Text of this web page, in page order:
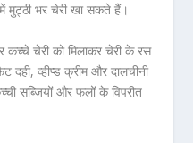
भर चेरी खा सकते हैं।
चेरी को मिलाकर चेरी के रस
व्हीप्ड क्रीम और दालचीनी
सब्जियों और फलों के विपरीत